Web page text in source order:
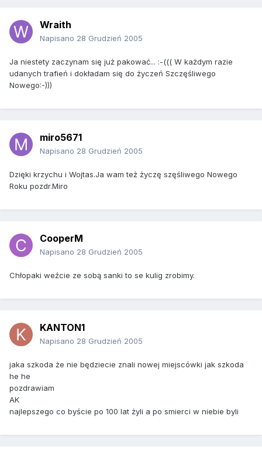
Wraith
Napisano 28 Grudzień 2005
Ja niestety zaczynam się już pakować... :-((( W każdym razie
udanych trafień i dokładam się do życzeń Szczęśliwego
Nowego:-)))
miro5671
Napisano 28 Grudzień 2005
Dzięki krzychu i Wojtas.Ja wam też życzę szęśliwego Nowego
Roku pozdr.Miro
CooperM
Napisano 28 Grudzień 2005
Chłopaki weźcie ze sobą sanki to se kulig zrobimy.
KANTON1
Napisano 28 Grudzień 2005
jaka szkoda że nie będziecie znali nowej miejscówki jak szkoda
he he
pozdrawiam
AK
najlepszego co byście po 100 lat żyli a po smierci w niebie byli